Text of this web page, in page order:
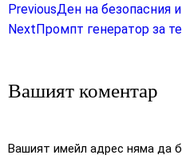
PreviousДен на безопасния
NextПромпт генератор за
Вашият коментар
Вашият имейл адрес няма да